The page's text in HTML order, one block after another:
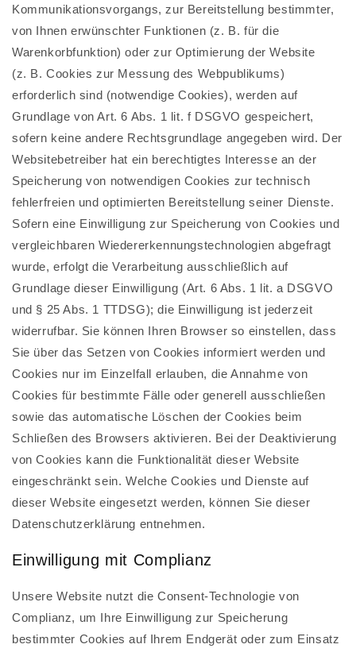
Kommunikationsvorgangs, zur Bereitstellung bestimmter,
von Ihnen erwünschter Funktionen (z. B. für die
Warenkorbfunktion) oder zur Optimierung der Website
(z. B. Cookies zur Messung des Webpublikums)
erforderlich sind (notwendige Cookies), werden auf
Grundlage von Art. 6 Abs. 1 lit. f DSGVO gespeichert,
sofern keine andere Rechtsgrundlage angegeben wird. Der
Websitebetreiber hat ein berechtigtes Interesse an der
Speicherung von notwendigen Cookies zur technisch
fehlerfreien und optimierten Bereitstellung seiner Dienste.
Sofern eine Einwilligung zur Speicherung von Cookies und
vergleichbaren Wiedererkennungstechnologien abgefragt
wurde, erfolgt die Verarbeitung ausschließlich auf
Grundlage dieser Einwilligung (Art. 6 Abs. 1 lit. a DSGVO
und § 25 Abs. 1 TTDSG); die Einwilligung ist jederzeit
widerrufbar. Sie können Ihren Browser so einstellen, dass
Sie über das Setzen von Cookies informiert werden und
Cookies nur im Einzelfall erlauben, die Annahme von
Cookies für bestimmte Fälle oder generell ausschließen
sowie das automatische Löschen der Cookies beim
Schließen des Browsers aktivieren. Bei der Deaktivierung
von Cookies kann die Funktionalität dieser Website
eingeschränkt sein. Welche Cookies und Dienste auf
dieser Website eingesetzt werden, können Sie dieser
Datenschutzerklärung entnehmen.
Einwilligung mit Complianz
Unsere Website nutzt die Consent-Technologie von
Complianz, um Ihre Einwilligung zur Speicherung
bestimmter Cookies auf Ihrem Endgerät oder zum Einsatz